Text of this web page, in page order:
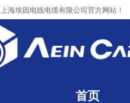
上海埃因电线电缆有限公司官方网站！
首页